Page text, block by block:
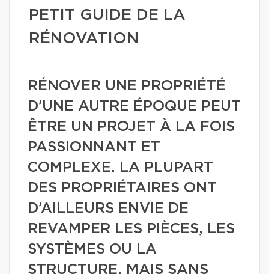
PETIT GUIDE DE LA
RÉNOVATION
RÉNOVER UNE PROPRIÉTÉ
D’UNE AUTRE ÉPOQUE PEUT
ÊTRE UN PROJET À LA FOIS
PASSIONNANT ET
COMPLEXE. LA PLUPART
DES PROPRIÉTAIRES ONT
D’AILLEURS ENVIE DE
REVAMPER LES PIÈCES, LES
SYSTÈMES OU LA
STRUCTURE, MAIS SANS